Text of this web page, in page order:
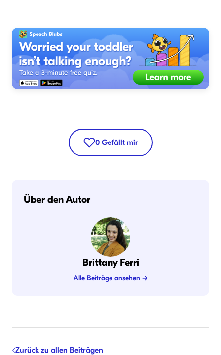
0 Gefällt mir
Über den Autor
Brittany Ferri
Alle Beiträge ansehen →
Zurück zu allen Beiträgen